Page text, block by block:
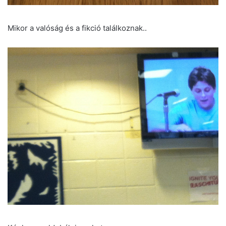
Mikor a valóság és a fikció találkoznak..